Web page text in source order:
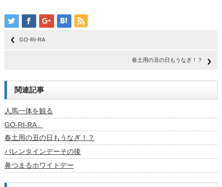
GO-RI-RA
春土用の丑の日もうなぎ！？
関連記事
人馬一体を観る
GO-RI-RA
春土用の丑の日もうなぎ！？
バレンタインデーその後
鼻つまるホワイトデー